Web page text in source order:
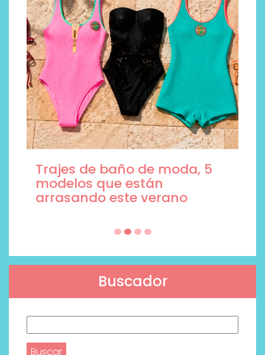
Trajes de baño de moda, 5
modelos que están
arrasando este verano
Buscador